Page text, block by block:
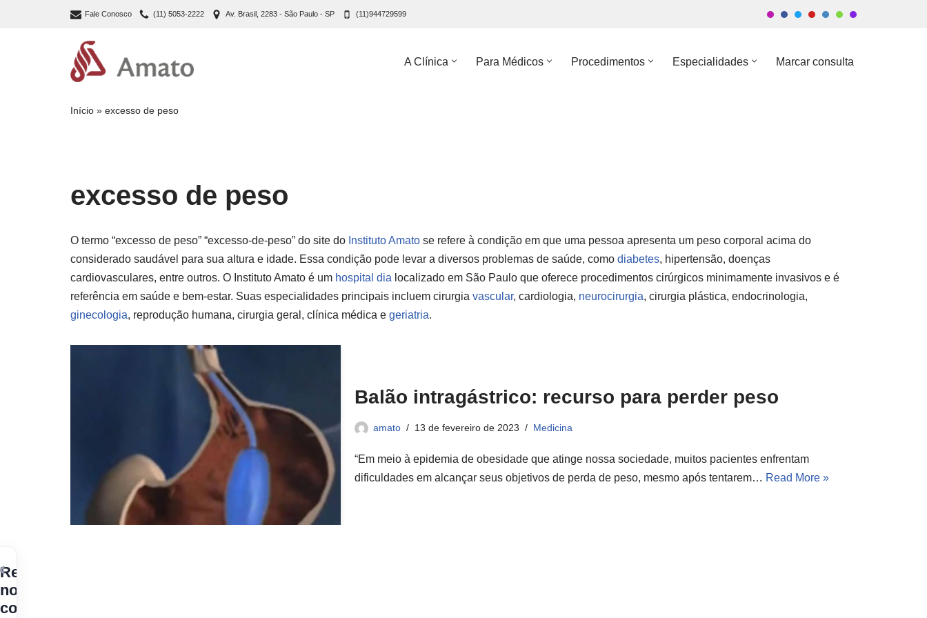
Fale Conosco (11) 5053-2222 Av. Brasil, 2283 - São Paulo - SP (11)944729599
A Clínica Para Médicos Procedimentos Especialidades Marcar consulta
Início » excesso de peso
excesso de peso
O termo “excesso de peso” “excesso-de-peso” do site do Instituto Amato se refere à condição em que uma pessoa apresenta um peso corporal acima do
considerado saudável para sua altura e idade. Essa condição pode levar a diversos problemas de saúde, como diabetes, hipertensão, doenças
cardiovasculares, entre outros. O Instituto Amato é um hospital dia localizado em São Paulo que oferece procedimentos cirúrgicos minimamente invasivos e é
referência em saúde e bem-estar. Suas especialidades principais incluem cirurgia vascular, cardiologia, neurocirurgia, cirurgia plástica, endocrinologia,
ginecologia, reprodução humana, cirurgia geral, clínica médica e geriatria.
Balão intragástrico: recurso para perder peso
amato 13 de fevereiro de 2023 Medicina
“Em meio à epidemia de obesidade que atinge nossa sociedade, muitos pacientes enfrentam
dificuldades em alcançar seus objetivos de perda de peso, mesmo após tentarem… Read More »
Receba
nossos
conteúdos